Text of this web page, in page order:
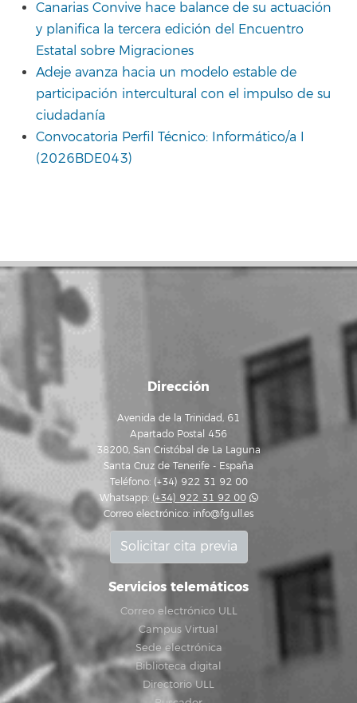
Canarias Convive hace balance de su actuación
y planifica la tercera edición del Encuentro
Estatal sobre Migraciones
Adeje avanza hacia un modelo estable de
participación intercultural con el impulso de su
ciudadanía
Convocatoria Perfil Técnico: Informático/a I
(2026BDE043)
Dirección
Avenida de la Trinidad, 61
Apartado Postal 456
38200, San Cristóbal de La Laguna
Santa Cruz de Tenerife - España
Teléfono: (+34) 922 31 92 00
Whatsapp: (+34) 922 31 92 00
Correo electrónico: info@fg.ull.es
Solicitar cita previa
Servicios telemáticos
Correo electrónico ULL
Campus Virtual
Sede electrónica
Biblioteca digital
Directorio ULL